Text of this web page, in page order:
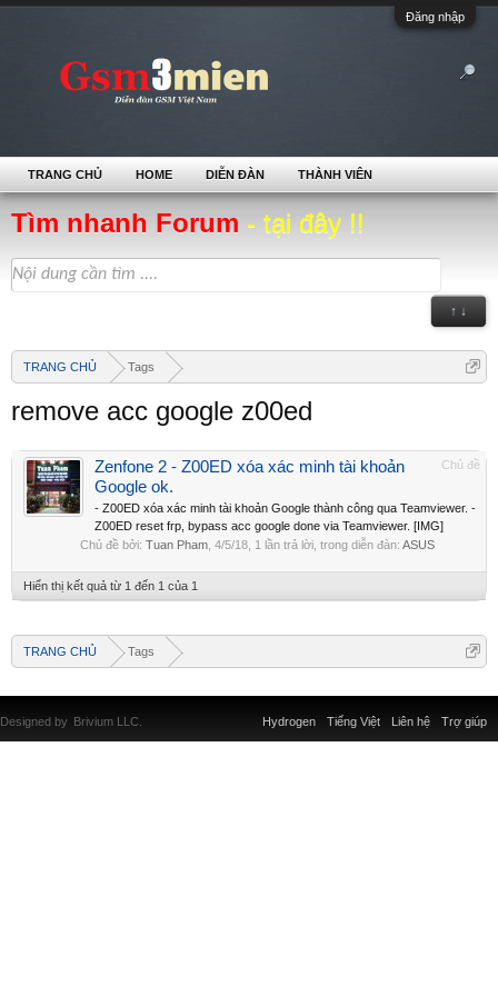
Đăng nhập
Tìm nhanh Forum - tại đây !!
↑ ↓
TRANG CHỦ Tags
remove acc google z00ed
Chủ đề
Zenfone 2 - Z00ED xóa xác minh tài khoản
Google ok.
- Z00ED xóa xác minh tài khoản Google thành công qua Teamviewer. -
Z00ED reset frp, bypass acc google done via Teamviewer. [IMG]
Chủ đề bởi: Tuan Pham 4/5/18 , 1 lần trả lời, trong diễn đàn: ASUS
Hiển thị kết quả từ 1 đến 1 của 1
TRANG CHỦ Tags
TRANG CHỦ HOME DIỄN ĐÀN THÀNH VIÊN
Liên hệ Trợ giúp
Hydrogen Tiếng Việt
Designed by Brivium LLC.